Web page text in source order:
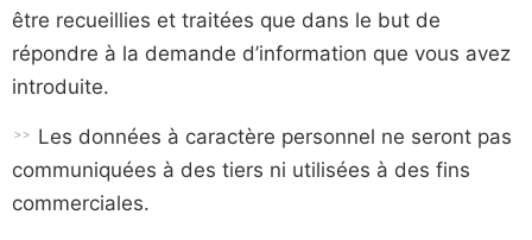
être recueillies et traitées que dans le but de
répondre à la demande d’information que vous avez
introduite.
Les données à caractère personnel ne seront pas
communiquées à des tiers ni utilisées à des fins
commerciales.